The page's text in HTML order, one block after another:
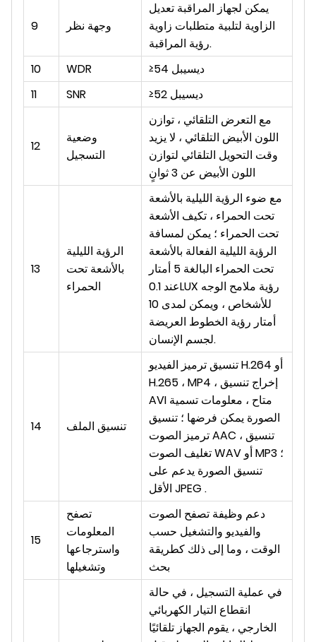
9 وجهة نظر
يمكن لجهاز المراقبة تعديل
الزاوية لتلبية متطلبات زاوية
رؤية المراقبة.
10
WDR
≥54 ديسيبل
11
SNR ≥52 ديسيبل
12
وضعية
التسجيل
مع التعرض التلقائي ، توازن
اللون الأبيض التلقائي ، لا يزيد
وقت التحويل التلقائي لتوازن
اللون الأبيض عن 3 ثوانٍ
13
الرؤية الليلية
بالأشعة تحت
الحمراء
مع ضوء الرؤية الليلية بالأشعة
تحت الحمراء ، تكيف الأشعة
تحت الحمراء ؛ يمكن لمسافة
الرؤية الليلية الفعالة بالأشعة
تحت الحمراء البالغة 5 أمتار
عند 0.1LUX رؤية ملامح الوجه
للأشخاص ، ويمكن لمدى 10
أمتار رؤية الخطوط العريضة
لجسم الإنسان.
14 تنسيق الملف
تنسيق ترميز الفيديو H.264 أو
H.265 ، MP4 ، إخراج تنسيق
AVI متاح ، معلومات تسمية
الصورة يمكن فرضها ؛ تنسيق
ترميز الصوت AAC ، تنسيق
تغليف الصوت WAV أو MP3 ؛
تنسيق الصورة يدعم على
الأقل JPEG .
15
تصفح
المعلومات
واسترجاعها
وتشغيلها
دعم وظيفة تصفح الصوت
والفيديو والتشغيل حسب
الوقت ، وما إلى ذلك كطريقة
بحث
في عملية التسجيل ، في حالة
انقطاع التيار الكهربائي
الخارجي ، يقوم الجهاز تلقائيًا